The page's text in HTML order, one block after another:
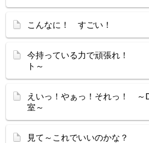
こんなに！ すごい！
今持っている力で頑張
ト～
えいっ！やぁっ！それっ！ ～
室～
見て～これでいいの